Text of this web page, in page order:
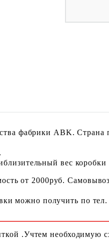
фабрики ABK. Страна
вес коробки
от 2000руб. Самовывоз
можно получить по
.Учтем необходимую